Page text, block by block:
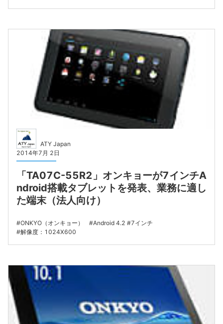
ATY Japan
2014年7月 2日
「TA07C-55R2」オンキョーが7インチA
ndroid搭載タブレットを発表、業務に適し
た端末（法人向け）
ONKYO（オンキョー） Android 4.2
7インチ
解像度：1024X600